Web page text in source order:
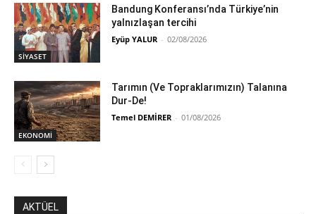
SİYASET
Bandung Konferansı’nda Türkiye’nin
yalnızlaşan tercihi
Eyüp YALUR - 02/08/2026
EKONOMİ
Tarımın (Ve Topraklarımızın) Talanına
Dur-De!
Temel DEMİRER - 01/08/2026
AKTÜEL